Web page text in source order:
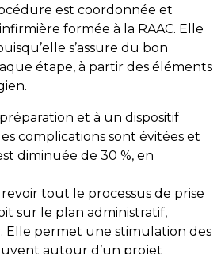
est coordonnée et
formée à la RAAC. Elle
s’assure du bon
étape, à partir des éléments
et à un dispositif
complications sont évitées et
diminuée de 30 %, en
tout le processus de prise
sur le plan administratif,
Elle permet une stimulation des
autour d’un projet